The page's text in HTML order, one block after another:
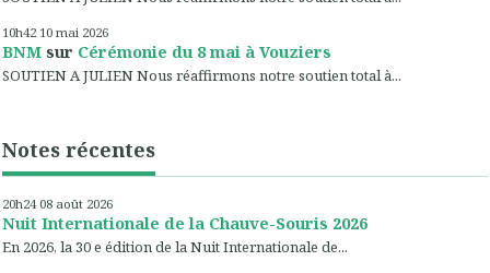
10h42 10 mai 2026
BNM sur Cérémonie du 8 mai à Vouziers
SOUTIEN A JULIEN Nous réaffirmons notre soutien total à...
Notes récentes
20h24 08 août 2026
Nuit Internationale de la Chauve-Souris 2026
En 2026, la 30 e édition de la Nuit Internationale de...